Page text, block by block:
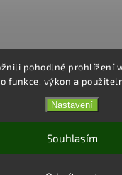
pohodlné
funkce, výkon a
Nastavení
Souhlasím